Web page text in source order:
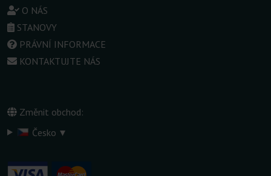
O NÁS
STANOVY
PRÁVNÍ INFORMACE
KONTAKTUJTE NÁS
Změnit obchod:
Česko ▾